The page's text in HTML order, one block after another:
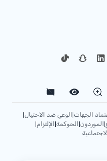
الجهات|الوعي ضد الاحتيال|
|الموردون|الحوكمة|الإلتزام|